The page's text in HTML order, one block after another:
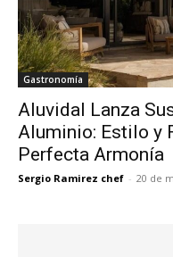
Gastronomía
Aluvidal Lanza
Aluminio: Estilo y
Perfecta Armonía
Sergio Ramirez chef - 20 de